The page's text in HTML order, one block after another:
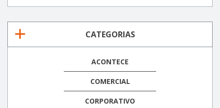
CATEGORIAS
ACONTECE
COMERCIAL
CORPORATIVO